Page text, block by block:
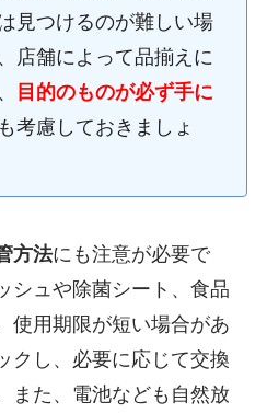
見つけるのが難しい場
店舗によって品揃えに
目的のものが必ず手に
考慮しておきましょ
方法にも注意が必要で
シュや除菌シート、食品
使用期限が短い場合があ
クし、必要に応じて交換
また、電池なども自然放